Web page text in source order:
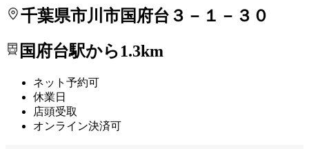
千葉県市川市国府台３－１－３０
国府台駅から1.3km
ネット予約可
休業日
店頭受取
オンライン決済可